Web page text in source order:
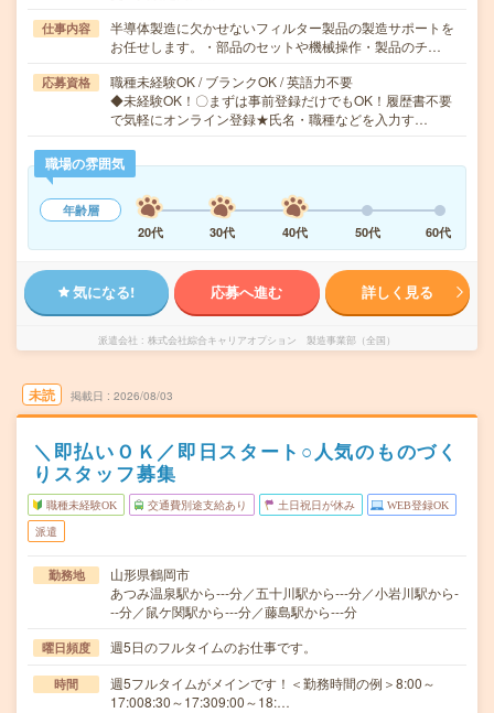
仕事内容
半導体製造に欠かせないフィルター製品の製造サポートを
お任せします。・部品のセットや機械操作・製品のチ…
応募資格
職種未経験OK / ブランクOK / 英語力不要
◆未経験OK！〇まずは事前登録だけでもOK！履歴書不要
で気軽にオンライン登録★氏名・職種などを入力す…
職場の雰囲気
年齢層
20代
30代 40代 50代 60代
気になる! 応募へ進む 詳しく見る
派遣会社 株式会社綜合キャリアオプション 製造事業部（全国）
未読 掲載日 2026/08/03
＼即払いＯＫ／即日スタート○人気のものづく
りスタッフ募集
職種未経験OK 交通費別途支給あり 土日祝日が休み WEB登録OK
派遣
勤務地
山形県鶴岡市
あつみ温泉駅から---分／五十川駅から---分／小岩川駅から-
--分／鼠ケ関駅から---分／藤島駅から---分
曜日頻度 週5日のフルタイムのお仕事です。
時間
週5フルタイムがメインです！＜勤務時間の例＞8:00～
17:008:30～17:309:00～18:…